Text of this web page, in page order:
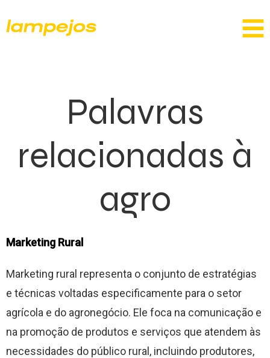
Palavras
relacionadas à
agro
Marketing Rural
Marketing rural representa o conjunto de estratégias
e técnicas voltadas especificamente para o setor
agrícola e do agronegócio. Ele foca na comunicação e
na promoção de produtos e serviços que atendem às
necessidades do público rural, incluindo produtores,